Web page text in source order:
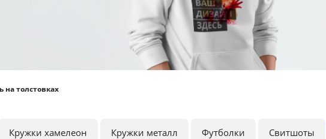
на толстовках
Кружки хамелеон Кружки металл Футболки Свитшоты